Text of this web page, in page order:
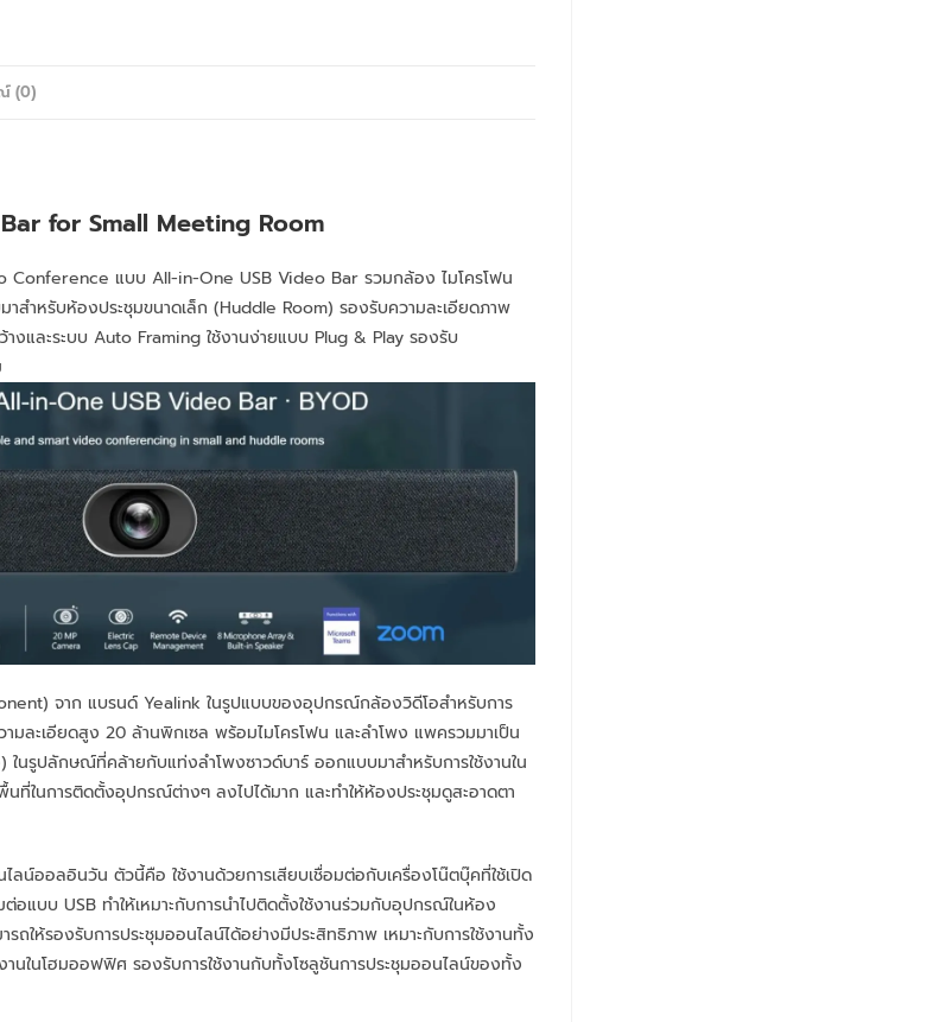
(0)
for Small Meeting Room
Conference แบบ All-in-One USB Video Bar รวมกล้อง ไมโครโฟน
าสำหรับห้องประชุมขนาดเล็ก (Huddle Room) รองรับความละเอียดภาพ
งและระบบ Auto Framing ใช้งานง่ายแบบ Plug & Play รองรับ
จาก แบรนด์ Yealink ในรูปแบบของอุปกรณ์กล้องวิดีโอสำหรับการ
มละเอียดสูง 20 ล้านพิกเซล พร้อมไมโครโฟน และลำโพง แพครวมมาเป็น
นรูปลักษณ์ที่คล้ายกับแท่งลำโพงซาวด์บาร์ ออกแบบมาสำหรับการใช้งานใน
ที่ในการติดตั้งอุปกรณ์ต่างๆ ลงไปได้มาก และทำให้ห้องประชุมดูสะอาดตา
ลน์ออลอินวัน ตัวนี้คือ ใช้งานด้วยการเสียบเชื่อมต่อกับเครื่องโน๊ตบุ๊คที่ใช้เปิด
อแบบ USB ทำให้เหมาะกับการนำไปติดตั้งใช้งานร่วมกับอุปกรณ์ในห้อง
ถให้รองรับการประชุมออนไลน์ได้อย่างมีประสิทธิภาพ เหมาะกับการใช้งานทั้ง
านในโฮมออฟฟิศ รองรับการใช้งานกับทั้งโซลูชันการประชุมออนไลน์ของทั้ง